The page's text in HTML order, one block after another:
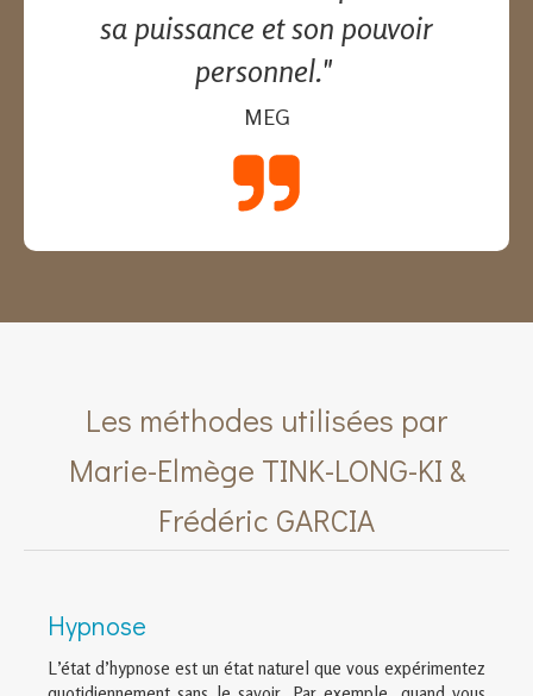
sa puissance et son pouvoir
personnel."
MEG
Les méthodes utilisées par
Marie-Elmège TINK-LONG-KI &
Frédéric GARCIA
Hypnose
L’état d’hypnose est un état naturel que vous expérimentez